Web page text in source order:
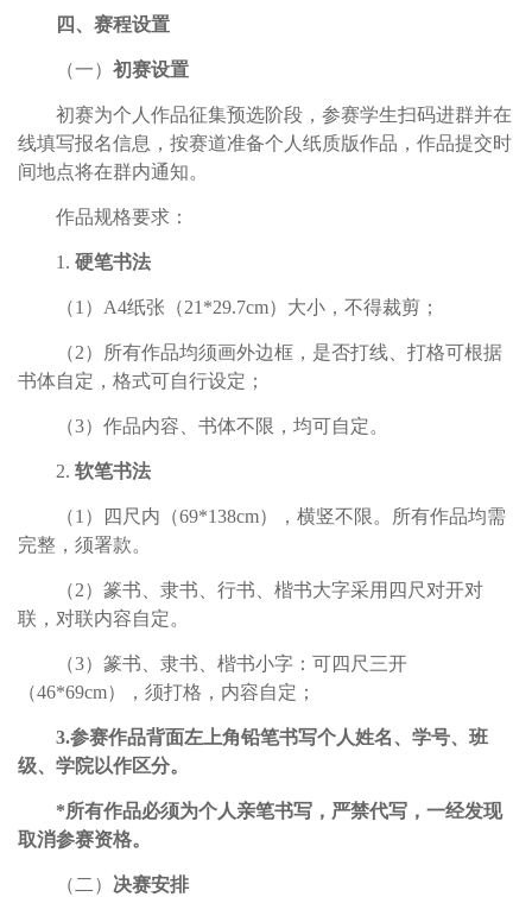
四、 赛程设置
（一） 初赛设置
初赛为个人作品征集预选阶段，参赛学生扫码进群并在
线填写报名信息，按赛道准备个人纸质版作品，作品提交时
间地点将在群内通知。
作品规格要求：
1. 硬笔书法
（1）A4纸张（21*29.7cm）大小，不得裁剪；
（2）所有作品均须画外边框，是否打线、打格可根据
书体自定，格式可自行设定；
（3）作品内容、书体不限，均可自定。
2. 软笔书法
（1）四尺内（69*138cm），横竖不限。所有作品均需
完整，须署款。
（2）篆书、隶书、行书、楷书大字采用四尺对开对
联，对联内容自定。
（3）篆书、隶书、楷书小字：可四尺三开
（46*69cm），须打格，内容自定；
3.参赛作品背面左上角铅笔书写个人姓名、学号、班
级、学院以作区分。
*所有作品必须为个人亲笔书写，严禁代写，一经发现
取消参赛资格。
（二） 决赛安排